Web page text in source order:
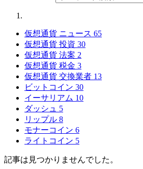
仮想通貨 ニュース 65
仮想通貨 投資 30
仮想通貨 法案 2
仮想通貨 税金 3
仮想通貨 交換業者 13
ビットコイン 30
イーサリアム 10
ダッシュ 5
リップル 8
モナーコイン 6
ライトコイン 5
記事は見つかりませんでした。